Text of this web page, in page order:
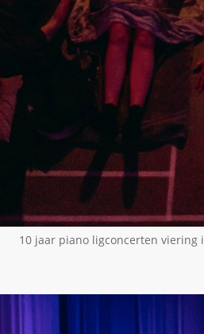
​10 jaar piano ligconcerten viering